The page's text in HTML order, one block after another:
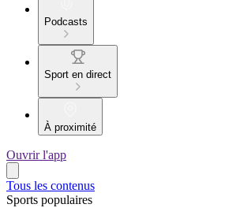
Podcasts
Sport en direct
À proximité
Ouvrir l'app
Tous les contenus
Sports populaires